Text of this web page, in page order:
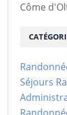
Côme
Séjours